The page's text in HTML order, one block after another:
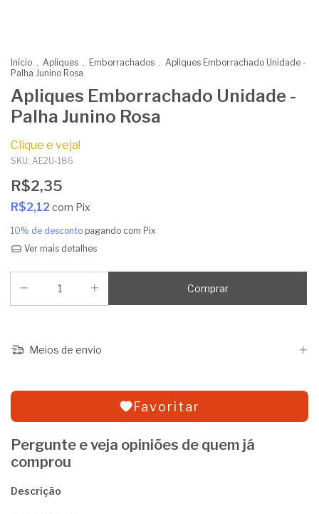
Início . Apliques . Emborrachados . Apliques Emborrachado Unidade -
Palha Junino Rosa
Apliques Emborrachado Unidade -
Palha Junino Rosa
Clique e veja!
SKU: AE2U-186
R$2,35
R$2,12 com Pix
10% de desconto pagando com Pix
Ver mais detalhes
Meios de envio
Favoritar
Pergunte e veja opiniões de quem já
comprou
Descrição